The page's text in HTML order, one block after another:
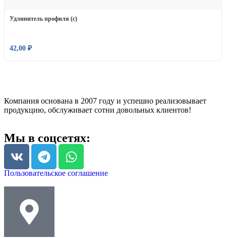
Удлинитель профиля (с)
42,00 ₽
Компания основана в 2007 году и успешно реализовывает
продукцию, обслуживает сотни довольных клиентов!
Мы в соцсетях:
Пользовательское соглашение